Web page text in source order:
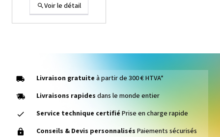
Voir le détail
Sefa CLAM SPORT LOGO
Livraison gratuite à partir de 300 € HTVA*
Livraisons rapides dans le monde entier
Service technique certifié Prise en charge rapide
Conseils & Devis personnalisés Paiements sécurisés